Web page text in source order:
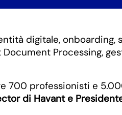
digitale, onboarding,
Processing,
700 professionisti e
di Havant e